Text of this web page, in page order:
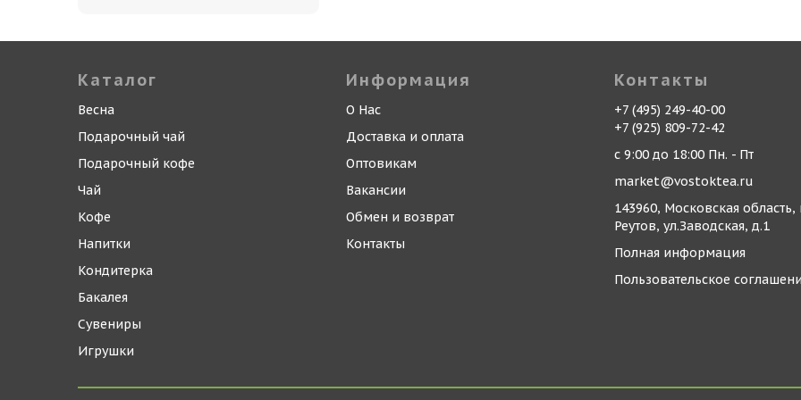
Каталог
Весна
Подарочный чай
Подарочный кофе
Чай
Кофе
Напитки
Кондитерка
Бакалея
Сувениры
Игрушки
Информация
О Нас
Доставка и оплата
Оптовикам
Вакансии
Обмен и возврат
Контакты
Контакты
+7 (495) 249-40-00
+7 (925) 809-72-42
с 9:00 до 18:00 Пн. - Пт
market@vostoktea.ru
143960, Московская область,
Реутов, ул.Заводская, д.1
Полная информация
Пользовательское